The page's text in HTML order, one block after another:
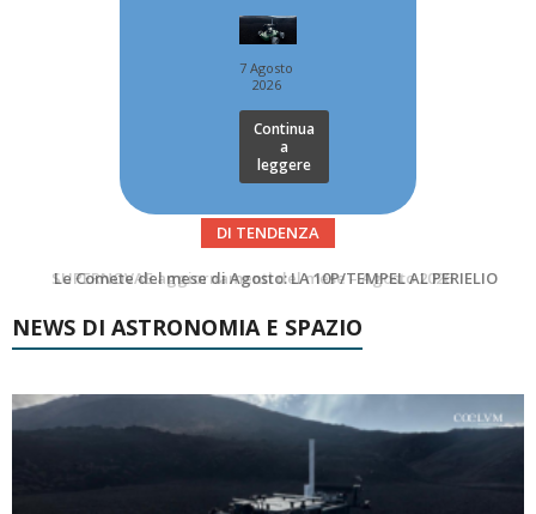
7 Agosto
2026
Continua
a
leggere
DI TENDENZA
Le Comete del mese di Agosto: LA 10P/TEMPEL AL PERIELIO
Asteroidi del mese Agosto 2026
NEWS DI ASTRONOMIA E SPAZIO